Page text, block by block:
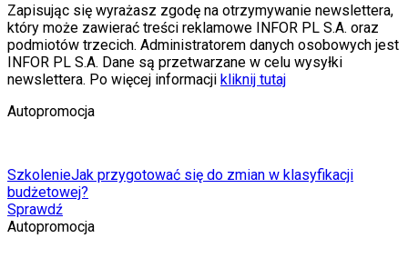
Zapisując się wyrażasz zgodę na otrzymywanie newslettera,
który może zawierać treści reklamowe INFOR PL S.A. oraz
podmiotów trzecich. Administratorem danych osobowych jest
INFOR PL S.A. Dane są przetwarzane w celu wysyłki
newslettera. Po więcej informacji kliknij tutaj
Autopromocja
SzkolenieJak przygotować się do zmian w klasyfikacji
budżetowej?
Sprawdź
Autopromocja